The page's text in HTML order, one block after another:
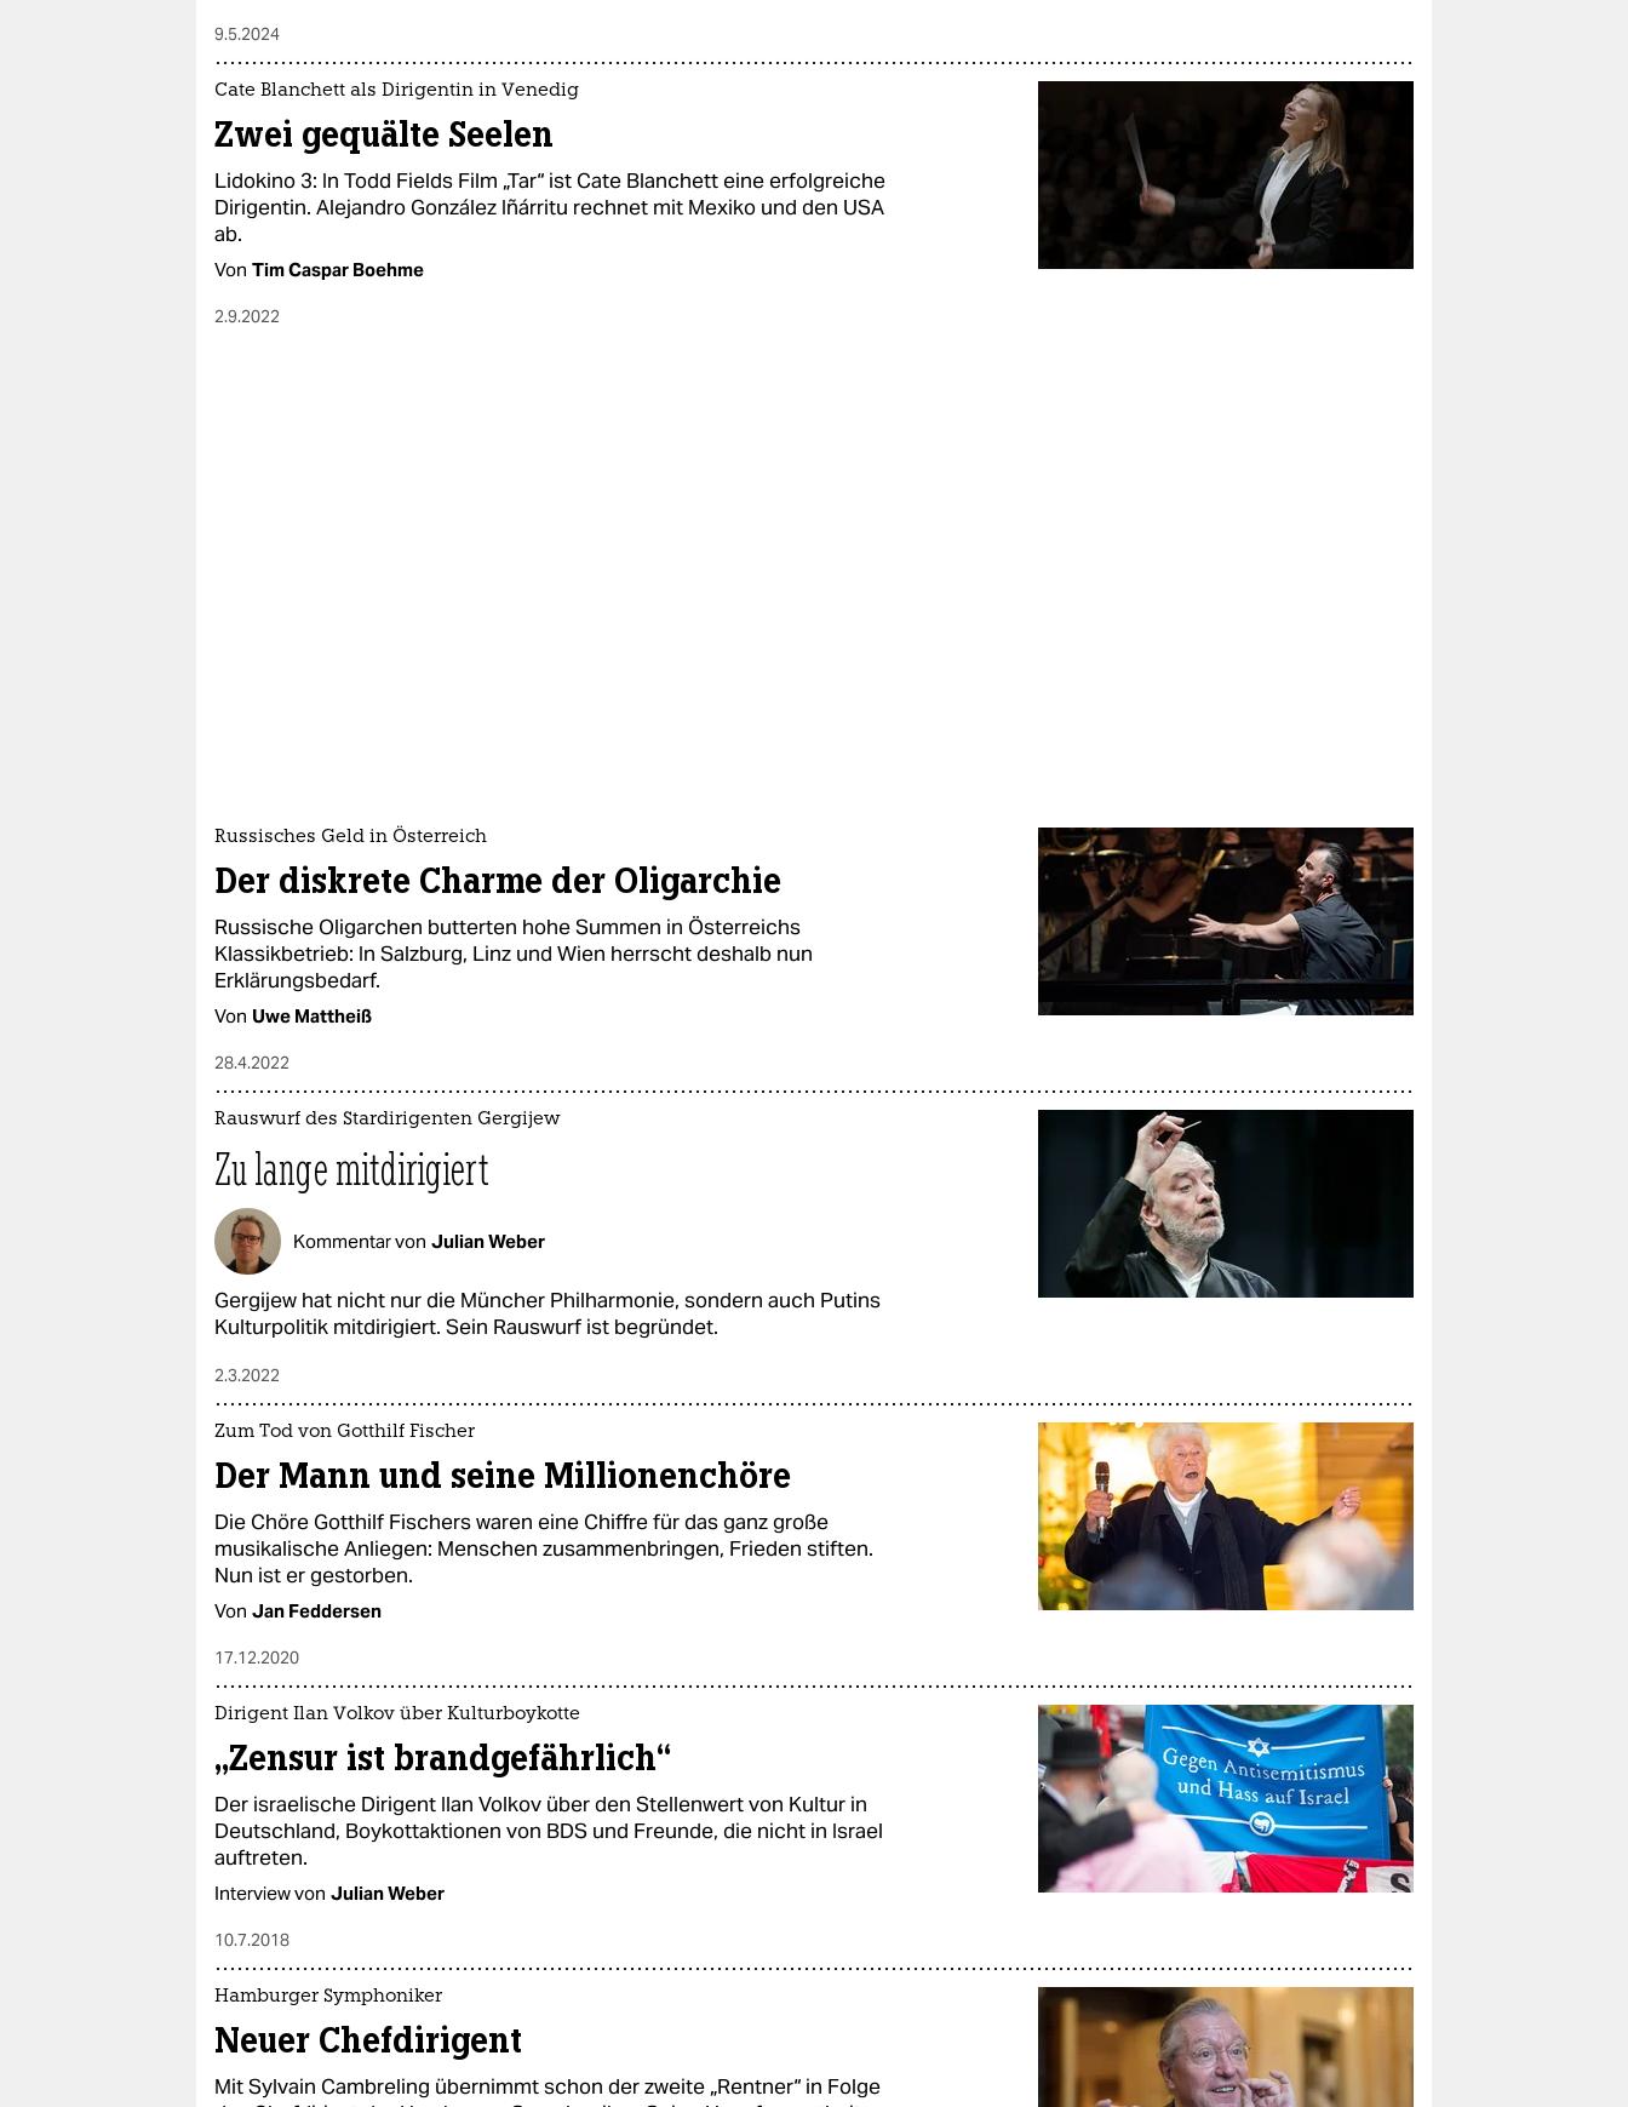
9.5.2024
Cate Blanchett als Dirigentin in Venedig
Zwei gequälte Seelen
Lidokino 3: In Todd Fields Film „Tar“ ist Cate Blanchett eine erfolgreiche
Dirigentin. Alejandro González Iñárritu rechnet mit Mexiko und den USA
ab.
Von Tim Caspar Boehme
2.9.2022
Russisches Geld in Österreich
Der diskrete Charme der Oligarchie
Russische Oligarchen butterten hohe Summen in Österreichs
Klassikbetrieb: In Salzburg, Linz und Wien herrscht deshalb nun
Erklärungsbedarf.
Von Uwe Mattheiß
28.4.2022
Rauswurf des Stardirigenten Gergijew
Zu lange mitdirigiert
Kommentar von Julian Weber
Gergijew hat nicht nur die Müncher Philharmonie, sondern auch Putins
Kulturpolitik mitdirigiert. Sein Rauswurf ist begründet.
2.3.2022
Zum Tod von Gotthilf Fischer
Der Mann und seine Millionenchöre
Die Chöre Gotthilf Fischers waren eine Chiffre für das ganz große
musikalische Anliegen: Menschen zusammenbringen, Frieden stiften.
Nun ist er gestorben.
Von Jan Feddersen
17.12.2020
Dirigent Ilan Volkov über Kulturboykotte
„Zensur ist brandgefährlich“
Der israelische Dirigent Ilan Volkov über den Stellenwert von Kultur in
Deutschland, Boykottaktionen von BDS und Freunde, die nicht in Israel
auftreten.
Interview von Julian Weber
10.7.2018
Hamburger Symphoniker
Neuer Chefdirigent
Mit Sylvain Cambreling übernimmt schon der zweite „Rentner“ in Folge